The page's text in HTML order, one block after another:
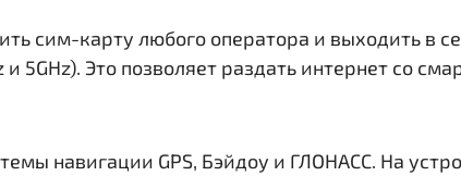
сим-карту любого оператора и выходить в
5GHz). Это позволяет раздать интернет со
навигации GPS, Бэйдоу и ГЛОНАСС. На